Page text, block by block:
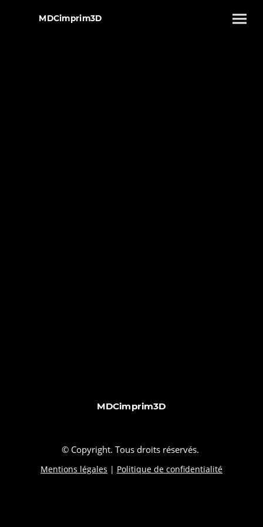
MDCimprim3D
MDCimprim3D
© Copyright. Tous droits réservés.
Mentions légales | Politique de confidentialité